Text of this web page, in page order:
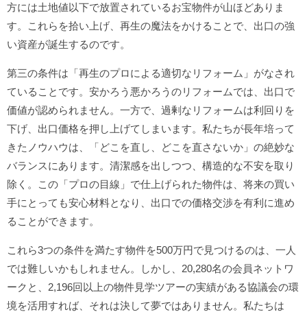
方には土地値以下で放置されているお宝物件が山ほどありま
す。これらを拾い上げ、再生の魔法をかけることで、出口の強
い資産が誕生するのです。
第三の条件は「再生のプロによる適切なリフォーム」がなされ
ていることです。安かろう悪かろうのリフォームでは、出口で
価値が認められません。一方で、過剰なリフォームは利回りを
下げ、出口価格を押し上げてしまいます。私たちが長年培って
きたノウハウは、「どこを直し、どこを直さないか」の絶妙な
バランスにあります。清潔感を出しつつ、構造的な不安を取り
除く。この「プロの目線」で仕上げられた物件は、将来の買い
手にとっても安心材料となり、出口での価格交渉を有利に進め
ることができます。
これら3つの条件を満たす物件を500万円で見つけるのは、一人
では難しいかもしれません。しかし、20,280名の会員ネットワ
ークと、2,196回以上の物件見学ツアーの実績がある協議会の環
境を活用すれば、それは決して夢ではありません。私たちは